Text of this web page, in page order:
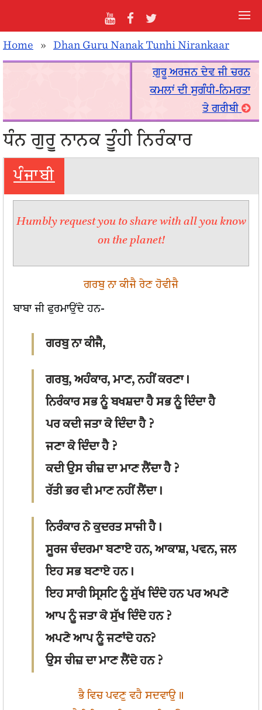
Home » Dhan Guru Nanak Tunhi Nirankaar
ਗੁਰੂ ਅਰਜਨ ਦੇਵ ਜੀ ਚਰਨ
ਕਮਲਾਂ ਦੀ ਸੁਗੰਧੀ-ਨਿਮਰਤਾ
ਤੇ ਗਰੀਬੀ
ਧੰਨ ਗੁਰੂ ਨਾਨਕ ਤੂੰਹੀ ਨਿਰੰਕਾਰ
ਪੰਜਾਬੀ
Humbly request you to share with all you know
on the planet!
ਗਰਬੁ ਨਾ ਕੀਜੈ ਰੇਣ ਹੋਵੀਜੈ
ਬਾਬਾ ਜੀ ਫੁਰਮਾਉਂਦੇ ਹਨ-
ਗਰਬੁ ਨਾ ਕੀਜੈ,
ਗਰਬੁ, ਅਹੰਕਾਰ, ਮਾਣ, ਨਹੀਂ ਕਰਣਾ।
ਨਿਰੰਕਾਰ ਸਭ ਨੂੰ ਬਖਸ਼ਦਾ ਹੈ ਸਭ ਨੂੰ ਦਿੰਦਾ ਹੈ
ਪਰ ਕਦੀ ਜਤਾ ਕੇ ਦਿੰਦਾ ਹੈ ?
ਜਣਾ ਕੇ ਦਿੰਦਾ ਹੈ ?
ਕਦੀ ਉਸ ਚੀਜ਼ ਦਾ ਮਾਣ ਲੈਂਦਾ ਹੈ ?
ਰੱਤੀ ਭਰ ਵੀ ਮਾਣ ਨਹੀਂ ਲੈਂਦਾ।
ਨਿਰੰਕਾਰ ਨੇ ਕੁਦਰਤ ਸਾਜੀ ਹੈ।
ਸੂਰਜ ਚੰਦਰਮਾ ਬਣਾਏ ਹਨ, ਆਕਾਸ਼, ਪਵਨ, ਜਲ
ਇਹ ਸਭ ਬਣਾਏ ਹਨ।
ਇਹ ਸਾਰੀ ਸ੍ਰਿਸਟਿ ਨੂੰ ਸੁੱਖ ਦਿੰਦੇ ਹਨ ਪਰ ਅਪਣੇ
ਆਪ ਨੂੰ ਜਤਾ ਕੇ ਸੁੱਖ ਦਿੰਦੇ ਹਨ ?
ਅਪਣੇ ਆਪ ਨੂੰ ਜਣਾਂਦੇ ਹਨ?
ਉਸ ਚੀਜ਼ ਦਾ ਮਾਣ ਲੈਂਦੇ ਹਨ ?
ਭੈ ਵਿਚ ਪਵਣੁ ਵਹੈ ਸਦਵਾਉ॥